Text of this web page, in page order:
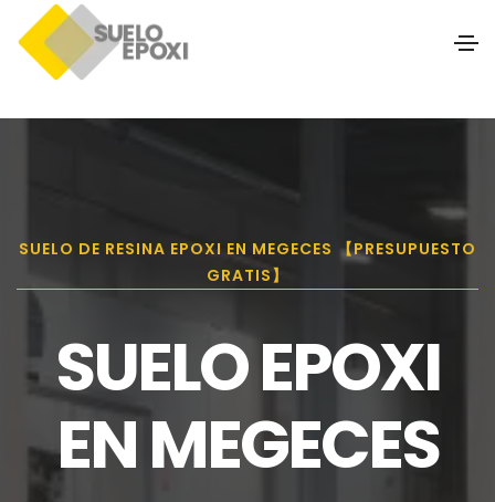
SUELO DE RESINA EPOXI EN MEGECES 【PRESUPUESTO
GRATIS】
SUELO EPOXI
EN MEGECES